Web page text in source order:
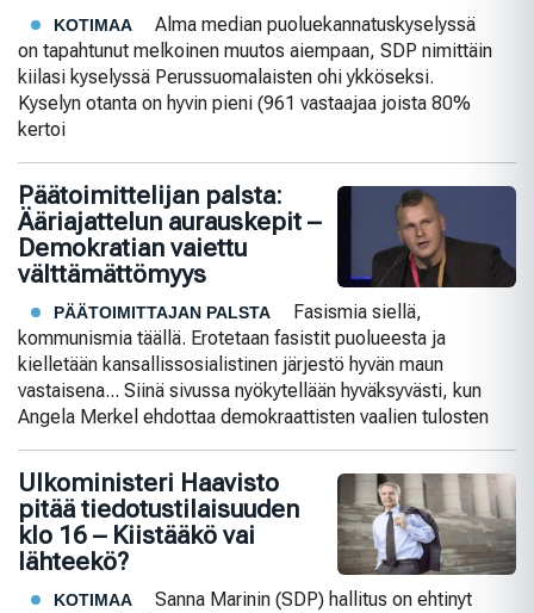
KOTIMAA
Alma median puoluekannatuskyselyssä
on tapahtunut melkoinen muutos aiempaan, SDP nimittäin
kiilasi kyselyssä Perussuomalaisten ohi ykköseksi.
Kyselyn otanta on hyvin pieni (961 vastaajaa joista 80%
kertoi
Päätoimittelijan palsta:
Ääriajattelun aurauskepit –
Demokratian vaiettu
välttämättömyys
PÄÄTOIMITTAJAN PALSTA
Fasismia siellä,
kommunismia täällä. Erotetaan fasistit puolueesta ja
kielletään kansallissosialistinen järjestö hyvän maun
vastaisena... Siinä sivussa nyökytellään hyväksyvästi, kun
Angela Merkel ehdottaa demokraattisten vaalien tulosten
Ulkoministeri Haavisto
pitää tiedotustilaisuuden
klo 16 – Kiistääkö vai
lähteekö?
KOTIMAA
Sanna Marinin (SDP) hallitus on ehtinyt